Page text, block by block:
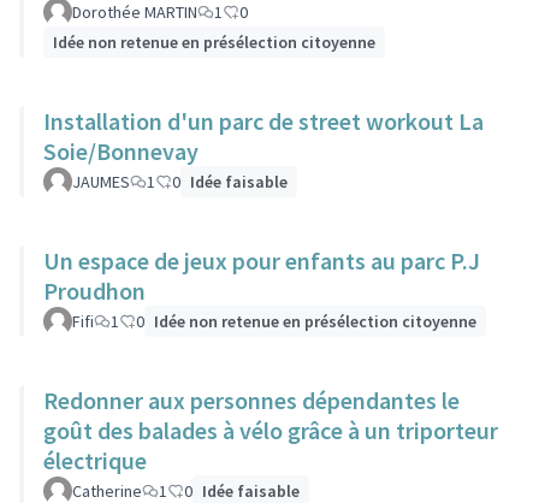
Dorothée MARTIN 1
0
Idée non retenue en présélection citoyenne
Installation d'un parc de street workout La
Soie/Bonnevay
JAUMES 1 0 Idée faisable
Un espace de jeux pour enfants au parc P.J
Proudhon
Fifi 1 0 Idée non retenue en présélection citoyenne
Redonner aux personnes dépendantes le
goût des balades à vélo grâce à un triporteur
électrique
Catherine 1 0 Idée faisable